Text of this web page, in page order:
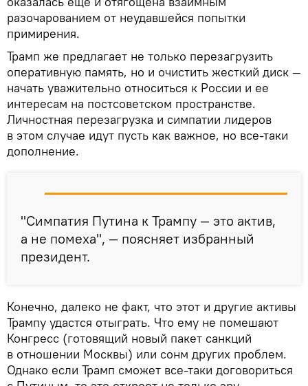
разочарованием от неудавшейся попытки
примирения.
Трамп же предлагает не только перезагрузить
оперативную память, но и очистить жесткий диск —
начать уважительно относиться к России и ее
интересам на постсоветском пространстве.
Личностная перезагрузка и симпатии лидеров
в этом случае идут пусть как важное, но все-таки
дополнение.
"Симпатия Путина к Трампу — это актив,
а не помеха", — поясняет избранный
президент.
Конечно, далеко не факт, что этот и другие активы
Трампу удастся отыграть. Что ему не помешают
Конгресс (готовящий новый пакет санкций
в отношении Москвы) или сонм других проблем.
Однако если Трамп сможет все-таки договориться